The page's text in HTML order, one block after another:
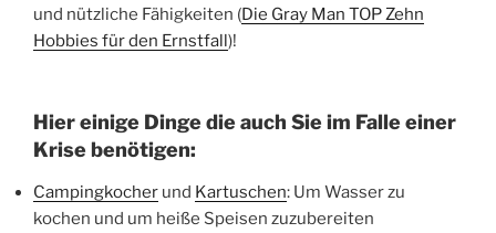
und nützliche Fähigkeiten (Die Gray Man TOP Zehn
Hobbies für den Ernstfall)!
Hier einige Dinge die auch Sie im Falle einer
Krise benötigen:
Campingkocher und Kartuschen: Um Wasser zu
kochen und um heiße Speisen zuzubereiten